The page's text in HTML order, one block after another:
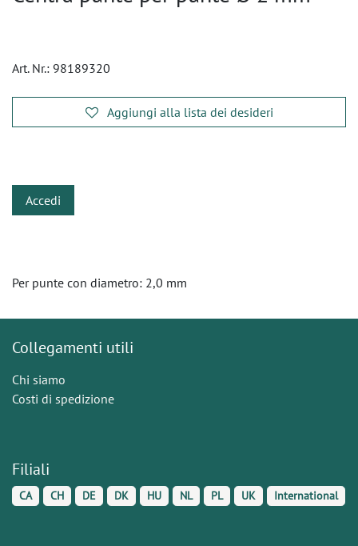
Art. Nr.: 98189320
Aggiungi alla lista dei desideri
Accedi
Per punte con diametro: 2,0 mm
Collegamenti utili
Chi siamo
Costi di spedizione
Filiali
CA CH DE DK HU NL PL UK International